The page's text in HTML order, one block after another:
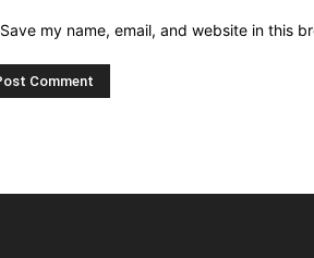
Save my name, email, and website in this